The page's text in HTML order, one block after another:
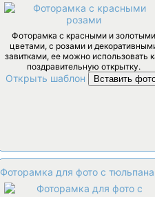
Фоторамка с красными и золотыми
цветами, с розами и
завитками, ее можно использовать
поздравительную открытку.
Открыть шаблон Вставить
Фоторамка для фото с